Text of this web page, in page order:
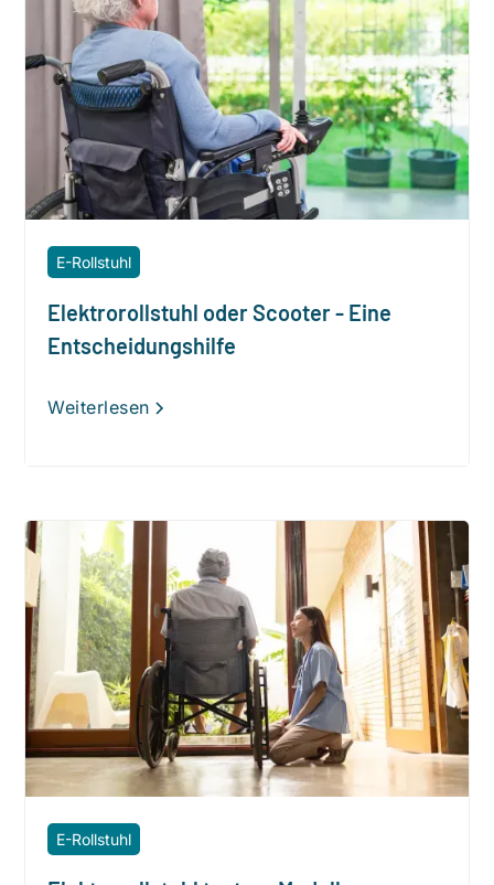
E-Rollstuhl
Elektrorollstuhl oder Scooter - Eine
Entscheidungshilfe
Weiterlesen
E-Rollstuhl